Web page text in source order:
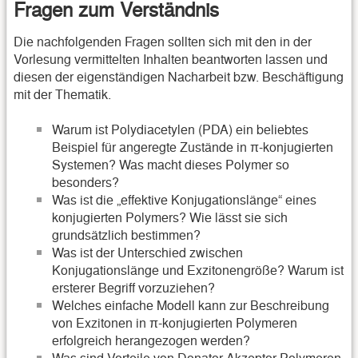
Fragen zum Verständnis
Die nachfolgenden Fragen sollten sich mit den in der
Vorlesung vermittelten Inhalten beantworten lassen und
diesen der eigenständigen Nacharbeit bzw. Beschäftigung
mit der Thematik.
Warum ist Polydiacetylen (PDA) ein beliebtes
Beispiel für angeregte Zustände in π-konjugierten
Systemen? Was macht dieses Polymer so
besonders?
Was ist die „effektive Konjugationslänge“ eines
konjugierten Polymers? Wie lässt sie sich
grundsätzlich bestimmen?
Was ist der Unterschied zwischen
Konjugationslänge und Exzitonengröße? Warum ist
ersterer Begriff vorzuziehen?
Welches einfache Modell kann zur Beschreibung
von Exzitonen in π-konjugierten Polymeren
erfolgreich herangezogen werden?